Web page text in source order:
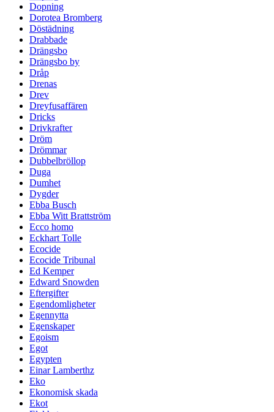
Dopning
Dorotea Bromberg
Döstädning
Drabbade
Drängsbo
Drängsbo by
Dråp
Drenas
Drev
Dreyfusaffären
Dricks
Drivkrafter
Dröm
Drömmar
Dubbelbröllop
Duga
Dumhet
Dygder
Ebba Busch
Ebba Witt Brattström
Ecco homo
Eckhart Tolle
Ecocide
Ecocide Tribunal
Ed Kemper
Edward Snowden
Eftergifter
Egendomligheter
Egennytta
Egenskaper
Egoism
Egot
Egypten
Einar Lamberthz
Eko
Ekonomisk skada
Ekot